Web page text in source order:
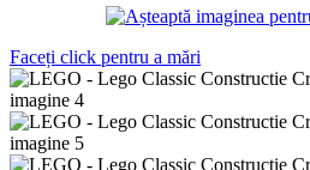
Faceți click pentru a mări